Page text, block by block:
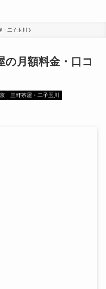
・二子玉川
月額料金・口コ
三軒茶屋・二子玉川